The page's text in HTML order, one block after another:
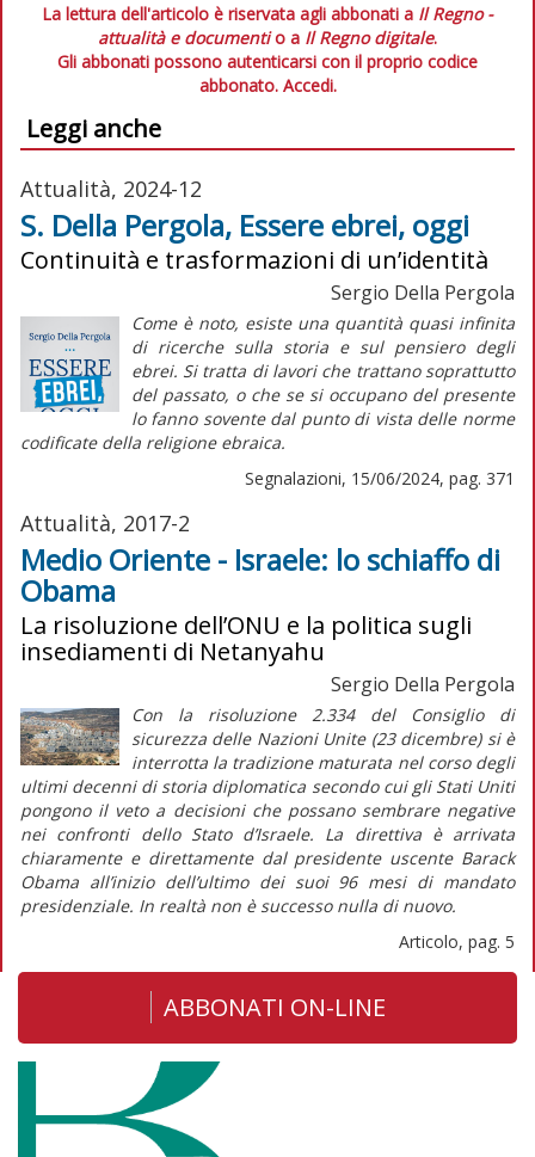
La lettura dell'articolo è riservata agli abbonati a Il Regno -
attualità e documentio a Il Regno digitale.
Gli abbonati possono autenticarsi con il proprio codice
abbonato. Accedi.
Leggi anche
Attualità, 2024-12
S. Della Pergola, Essere ebrei, oggi
Continuità e trasformazioni di un’identità
Sergio Della Pergola
Come è noto, esiste una quantità quasi infinita
di ricerche sulla storia e sul pensiero degli
ebrei. Si tratta di lavori che trattano soprattutto
del passato, o che se si occupano del presente
lo fanno sovente dal punto di vista delle norme
codificate della religione ebraica.
Segnalazioni, 15/06/2024, pag. 371
Attualità, 2017-2
Medio Oriente - Israele: lo schiaffo di
Obama
La risoluzione dell’ONU e la politica sugli
insediamenti di Netanyahu
Sergio Della Pergola
Con la risoluzione 2.334 del Consiglio di
sicurezza delle Nazioni Unite (23 dicembre) si è
interrotta la tradizione maturata nel corso degli
ultimi decenni di storia diplomatica secondo cui gli Stati Uniti
pongono il veto a decisioni che possano sembrare negative
nei confronti dello Stato d’Israele. La direttiva è arrivata
chiaramente e direttamente dal presidente uscente Barack
Obama all’inizio dell’ultimo dei suoi 96 mesi di mandato
presidenziale. In realtà non è successo nulla di nuovo.
Articolo, pag. 5
ABBONATI ON-LINE